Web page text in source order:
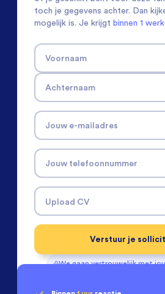
toch je gegevens achter. Dan
mogelijk is. Je krijgt binnen 1
Voornaam
Achternaam
Jouw e-mailadres
Jouw telefoonnummer
Upload CV
We gaan vertrouwelijk met
Verstuur je